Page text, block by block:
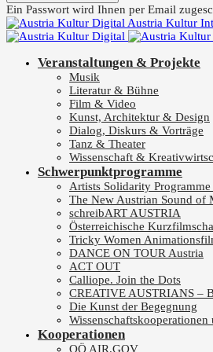
Ein Passwort wird Ihnen per Email
Austria Kultur
Veranstaltungen & Projekte
Musik
Literatur & Bühne
Film & Video
Kunst, Architektur & Design
Dialog, Diskurs & Vorträge
Tanz & Theater
Wissenschaft &
Schwerpunktprogramme
Artists Solidarity Programme
The New Austrian Sound of
schreibART AUSTRIA
Österreichische
Tricky Women
DANCE ON TOUR Austria
ACT OUT
Calliope. Join the Dots
CREATIVE AUSTRIANS –
Die Kunst der Begegnung
Kooperationen
OÖ AIR.GOV